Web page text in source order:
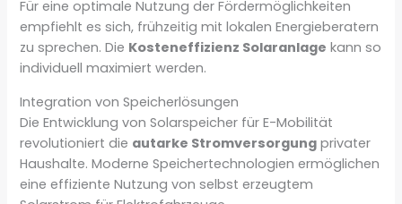
Für eine optimale Nutzung der Fördermöglichkeiten
empfiehlt es sich, frühzeitig mit lokalen Energieberatern
zu sprechen. Die Kosteneffizienz Solaranlage kann so
individuell maximiert werden.
Integration von Speicherlösungen
Die Entwicklung von Solarspeicher für E-Mobilität
revolutioniert die autarke Stromversorgung privater
Haushalte. Moderne Speichertechnologien ermöglichen
eine effiziente Nutzung von selbst erzeugtem